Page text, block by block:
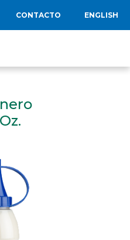
CONTACTO ENGLISH